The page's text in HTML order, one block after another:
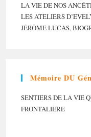
LA VIE DE NOS
LES ATELIERS
JÉRÔME LUCAS,
Mémoire DU
SENTIERS DE LA VIE
FRONTALIÈRE